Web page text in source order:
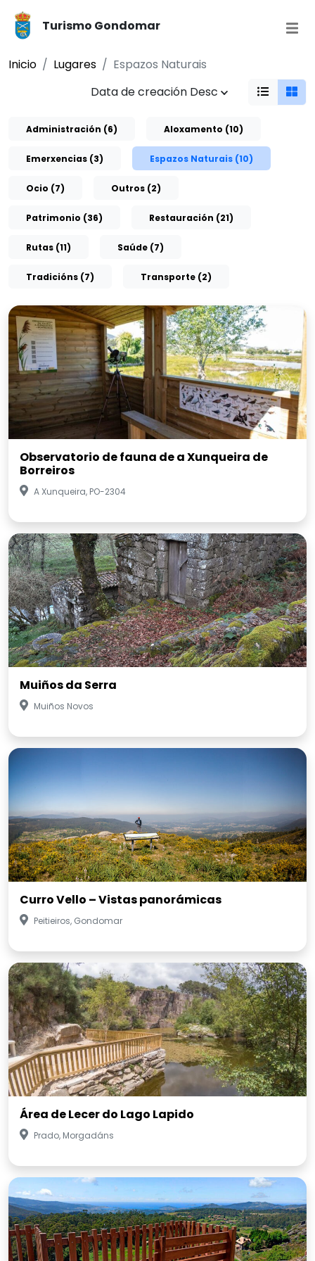
Turismo Gondomar
Inicio Lugares
Espazos Naturais
Data de creación Desc
Administración (6) Aloxamento (10)
Emerxencias (3) Espazos Naturais (10)
Ocio (7) Outros (2)
Patrimonio (36) Restauración (21)
Rutas (11) Saúde (7)
Tradicións (7) Transporte (2)
Observatorio de fauna de a Xunqueira de
Borreiros
A Xunqueira, PO-2304
Muiños da Serra
Muiños Novos
Curro Vello – Vistas panorámicas
Peitieiros, Gondomar
Área de Lecer do Lago Lapido
Prado, Morgadáns